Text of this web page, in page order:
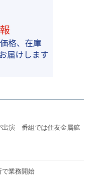
出演 番組では住友金属鉱
業務開始